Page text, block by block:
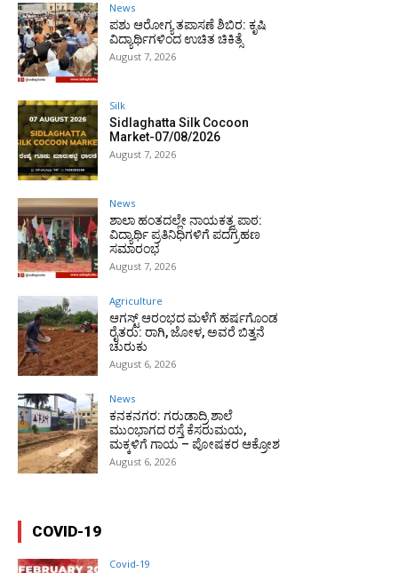
News
ಪಶು ಆರೋಗ್ಯ ತಪಾಸಣೆ ಶಿಬಿರ: ಕೃಷಿ
ವಿದ್ಯಾರ್ಥಿಗಳಿಂದ ಉಚಿತ ಚಿಕಿತ್ಸೆ
August 7, 2026
Silk
Sidlaghatta Silk Cocoon
Market-07/08/2026
August 7, 2026
News
ಶಾಲಾ ಹಂತದಲ್ಲೇ ನಾಯಕತ್ವ ಪಾಠ:
ವಿದ್ಯಾರ್ಥಿ ಪ್ರತಿನಿಧಿಗಳಿಗೆ ಪದಗ್ರಹಣ
ಸಮಾರಂಭ
August 7, 2026
Agriculture
ಆಗಸ್ಟ್ ಆರಂಭದ ಮಳೆಗೆ ಹರ್ಷಗೊಂಡ
ರೈತರು: ರಾಗಿ, ಜೋಳ, ಅವರೆ ಬಿತ್ತನೆ
ಚುರುಕು
August 6, 2026
News
ಕನಕನಗರ: ಗರುಡಾದ್ರಿ ಶಾಲೆ
ಮುಂಭಾಗದ ರಸ್ತೆ ಕೆಸರುಮಯ,
ಮಕ್ಕಳಿಗೆ ಗಾಯ – ಪೋಷಕರ ಆಕ್ರೋಶ
August 6, 2026
COVID-19
Covid-19